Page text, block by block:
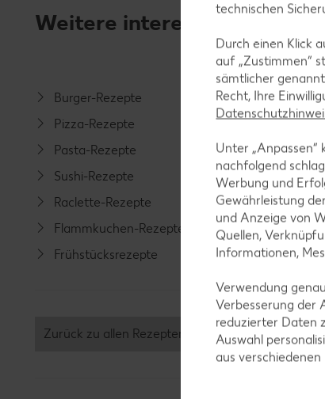
Weitere interessante
Burger-Rezepte
Pizza-Rezepte
Pasta-Rezepte
Sushi-Rezepte
Raclette-Rezepte
Flammkuchen-Rezepte
Frühstücksrezepte
Zurück zu allen Rezepten
technischen
Durch einen Klick
auf „Zustimmen“
sämtlicher
Recht, Ihre
Unter „Anpassen“
nachfolgend
Werbung und
Gewährleistung
und Anzeige von
Quellen,
Informationen,
Verwendung
Verbesserung der
reduzierter Daten
Auswahl
aus verschiedenen